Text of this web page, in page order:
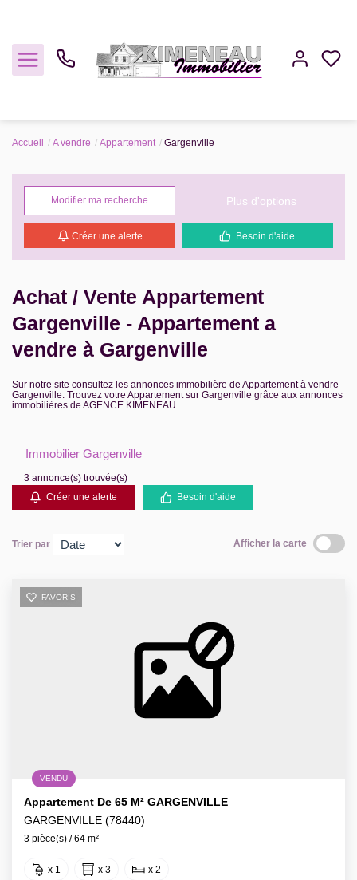
Louer
Estimer
Gestion
Notre Agence
Contact
Accueil A vendre Appartement Gargenville
Modifier ma recherche Plus d'options
Créer une alerte Besoin d'aide
Achat / Vente Appartement
Gargenville - Appartement a
vendre à Gargenville
Sur notre site consultez les annonces immobilière de Appartement à vendre
Gargenville. Trouvez votre Appartement sur Gargenville grâce aux annonces
immobilières de AGENCE KIMENEAU.
Immobilier Gargenville
3 annonce(s) trouvée(s)
Créer une alerte
Besoin d'aide
Trier par Afficher la carte
FAVORIS
VENDU
Appartement De 65 M² GARGENVILLE
GARGENVILLE (78440)
3 pièce(s) / 64 m²
x 1 x 3 x 2